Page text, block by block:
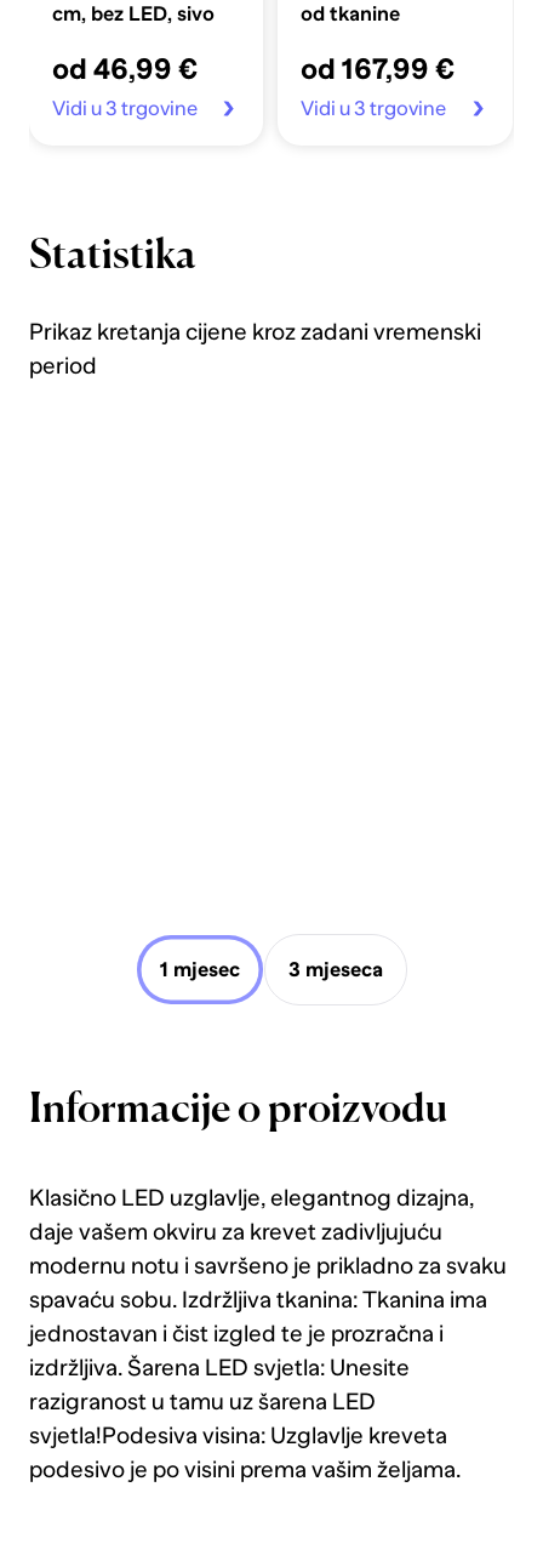
cm, bez LED, sivo
od 46,99 €
Vidi u 3 trgovine
od tkanine
od 167,99 €
Vidi u 3 trgovine
Statistika
Prikaz kretanja cijene kroz zadani vremenski
period
1 mjesec 3 mjeseca
Informacije o proizvodu
Klasično LED uzglavlje, elegantnog dizajna,
daje vašem okviru za krevet zadivljujuću
modernu notu i savršeno je prikladno za svaku
spavaću sobu. Izdržljiva tkanina: Tkanina ima
jednostavan i čist izgled te je prozračna i
izdržljiva. Šarena LED svjetla: Unesite
razigranost u tamu uz šarena LED
svjetla!Podesiva visina: Uzglavlje kreveta
podesivo je po visini prema vašim željama.